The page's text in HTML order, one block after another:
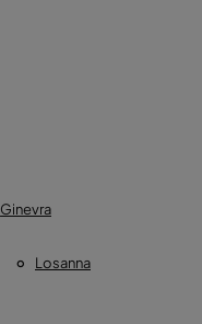
Ginevra
Losanna